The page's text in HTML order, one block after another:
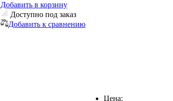
Добавить в корзину
Доступно под заказ
Добавить к сравнению
Цена: